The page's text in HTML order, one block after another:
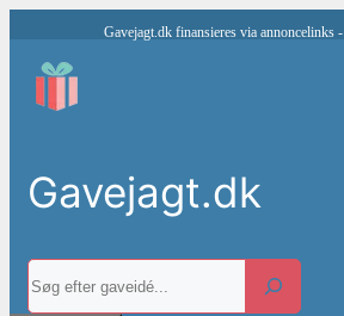
indhold
Gavejagt.dk finansieres via annoncelinks -
Gavejagt.dk
Søg